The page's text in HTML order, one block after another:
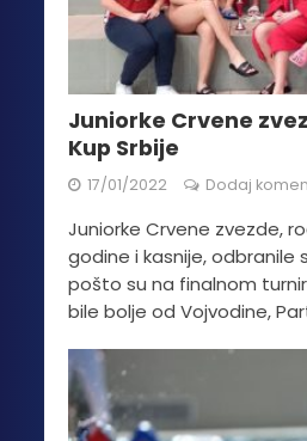
Juniorke Crvene
Kup Srbije
17/01/2022 Dodaj
Juniorke Crvene zvezde,
godine i kasnije, odbranile
pošto su na finalnom
bile bolje od Vojvodine,